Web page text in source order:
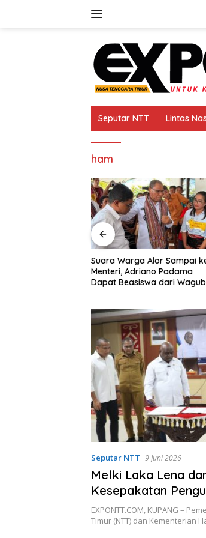
Seputar NTT Lintas
ham
Suara Warga Alor Sampai ke
Menteri, Adriano Padama
Dapat Beasiswa dari Wagub
Seputar NTT 9 Juni 2026
Melki Laka Lena
Kesepakatan
EXPONTT.COM, KUPANG –
Timur (NTT) dan Kementerian